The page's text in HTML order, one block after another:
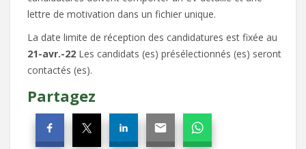
lettre de motivation dans un fichier unique.
La date limite de réception des candidatures est fixée au
21-avr.-22 Les candidats (es) présélectionnés (es) seront
contactés (es).
Partagez